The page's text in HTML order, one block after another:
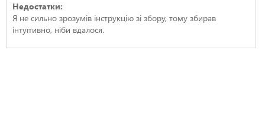
Недостатки:
Я не сильно зрозумів інструкцію зі збору, тому збирав
інтуїтивно, ніби вдалося.